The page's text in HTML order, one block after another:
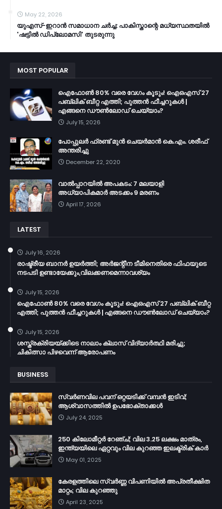
May 22, 2026
യുഎസ്-ഇറാൻ സമാധാന ചർച്ച: പാകിസ്താന്റെ മധ്യസ്ഥതയിൽ
'ഷട്ടിൽ ഡിപ്ലോമസി' തുടരുന്നു
MOST POPULAR
ഐഫോൺ 80% വരെ വേഗം കൂടും! ഐഒഎസ് 27
പബ്ലിക് ബീറ്റ എത്തി; പുത്തൻ ഫീച്ചറുകൾ |
എങ്ങനെ ഡൗൺലോഡ് ചെയ്യാം?
July 15, 2026
പോപ്പുലർ ഫ്രണ്ട്​ മുൻ ചെയർമാൻ കെ.എം. ശരീഫ്​
അന്തരിച്ചു
December 22, 2020
വാൽപ്പാറയിൽ അപകടം: 7 മലയാളി
അധ്യാപികമാർ അടക്കം 9 മരണം
April 17, 2026
LATEST
July 16, 2026
രാഷ്ട്രീയ ബാനർ ഉയർത്തി; അർജന്റീന ടീമിനെതിരെ ഫിഫയുടെ
നടപടി ഉണ്ടായേക്കും,വിലക്കണമെന്നാവശ്യം
July 15, 2026
ഐഫോൺ 80% വരെ വേഗം കൂടും! ഐഒഎസ് 27 പബ്ലിക് ബീറ്റ
എത്തി; പുത്തൻ ഫീച്ചറുകൾ | എങ്ങനെ ഡൗൺലോഡ് ചെയ്യാം?
July 15, 2026
ശസ്ത്രക്രിയയ്ക്കിടെ നാലാം ക്ലാസ് വിദ്യാർത്ഥി മരിച്ചു;
ചികിത്സാ പിഴവെന്ന് ആരോപണം
BUSINESS
സ്വർണവില പവന് ഒറ്റയടിക്ക് വമ്പൻ ഇടിവ്;
ആശ്വാസത്തിൽ ഉപഭോക്താക്കൾ
July 24, 2025
250 കിലോമീറ്റർ റേഞ്ച്; വില 3.25 ലക്ഷം മാത്രം,
ഇന്ത്യയിലെ ഏറ്റവും വില കുറഞ്ഞ ഇലക്ട്രിക് കാർ
May 01, 2025
കേരളത്തിലെ സ്വർണ്ണ വിപണിയിൽ അപ്രതീക്ഷിത
മാറ്റം; വില കുറഞ്ഞു
April 23, 2025